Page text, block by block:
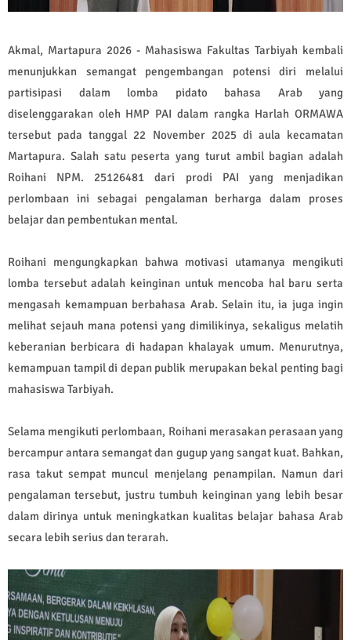
Akmal, Martapura 2026 - Mahasiswa Fakultas Tarbiyah kembali
menunjukkan semangat pengembangan potensi diri melalui
partisipasi dalam lomba pidato bahasa Arab yang
diselenggarakan oleh HMP PAI dalam rangka Harlah ORMAWA
tersebut pada tanggal 22 November 2025 di aula kecamatan
Martapura. Salah satu peserta yang turut ambil bagian adalah
Roihani NPM. 25126481 dari prodi PAI yang menjadikan
perlombaan ini sebagai pengalaman berharga dalam proses
belajar dan pembentukan mental.
Roihani mengungkapkan bahwa motivasi utamanya mengikuti
lomba tersebut adalah keinginan untuk mencoba hal baru serta
mengasah kemampuan berbahasa Arab. Selain itu, ia juga ingin
melihat sejauh mana potensi yang dimilikinya, sekaligus melatih
keberanian berbicara di hadapan khalayak umum. Menurutnya,
kemampuan tampil di depan publik merupakan bekal penting bagi
mahasiswa Tarbiyah.
Selama mengikuti perlombaan, Roihani merasakan perasaan yang
bercampur antara semangat dan gugup yang sangat kuat. Bahkan,
rasa takut sempat muncul menjelang penampilan. Namun dari
pengalaman tersebut, justru tumbuh keinginan yang lebih besar
dalam dirinya untuk meningkatkan kualitas belajar bahasa Arab
secara lebih serius dan terarah.